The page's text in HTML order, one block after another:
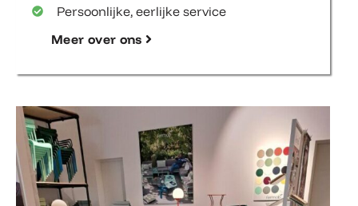
Persoonlijke, eerlijke service
Meer over ons